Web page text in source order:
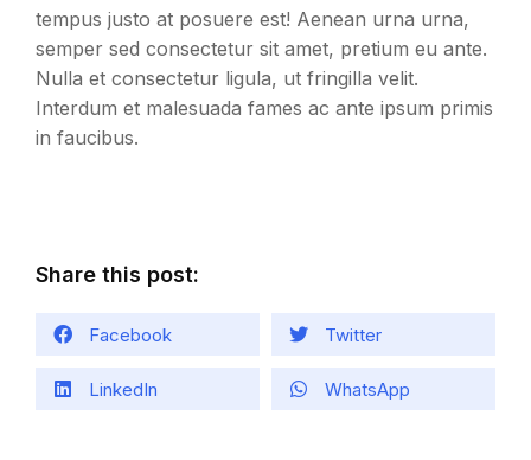
tempus justo at posuere est! Aenean urna urna,
semper sed consectetur sit amet, pretium eu ante.
Nulla et consectetur ligula, ut fringilla velit.
Interdum et malesuada fames ac ante ipsum primis
in faucibus.
Share this post:
Facebook Twitter
LinkedIn WhatsApp